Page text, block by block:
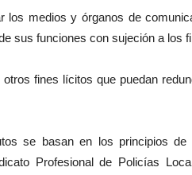
los medios y órganos de
sus funciones con sujeción a los
otros fines lícitos que puedan
se basan en los principios de
Profesional de Policías